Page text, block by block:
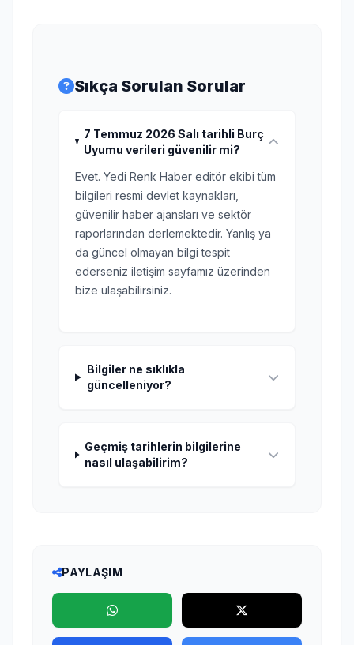
Sıkça Sorulan Sorular
7 Temmuz 2026 Salı tarihli Burç
Uyumu verileri güvenilir mi?
Evet. Yedi Renk Haber editör ekibi tüm
bilgileri resmi devlet kaynakları,
güvenilir haber ajansları ve sektör
raporlarından derlemektedir. Yanlış ya
da güncel olmayan bilgi tespit
ederseniz iletişim sayfamız üzerinden
bize ulaşabilirsiniz.
Bilgiler ne sıklıkla
güncelleniyor?
Geçmiş tarihlerin bilgilerine
nasıl ulaşabilirim?
PAYLAŞIM